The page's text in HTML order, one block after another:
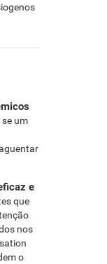
se um
e
que
nos
o